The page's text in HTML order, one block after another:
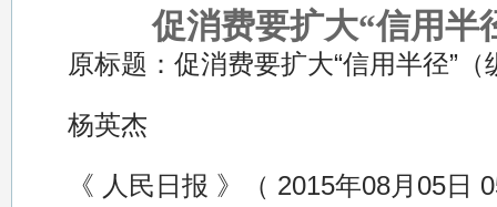
促消费要扩大“信用半
原标题：促消费要扩大“信用半径”（
杨英杰
《 人民日报 》（ 2015年08月05日